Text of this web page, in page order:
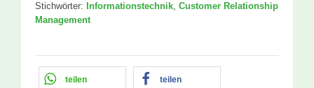
Stichwörter: Informationstechnik, Customer Relationship
Management
teilen teilen